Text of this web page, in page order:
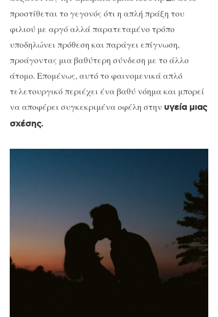
προστίθεται το γεγονός ότι η απλή πράξη του
φιλιού με αργό αλλά παρατεταμένο τρόπο
υποδηλώνει πρόθεση και παράγει επίγνωση,
προάγοντας μια βαθύτερη σύνδεση με το άλλο
άτομο. Επομένως, αυτό το φαινομενικά απλό
τελετουργικό περιέχει ένα βαθύ νόημα και μπορεί
να αποφέρει συγκεκριμένα οφέλη στην υγεία μιας
σχέσης.